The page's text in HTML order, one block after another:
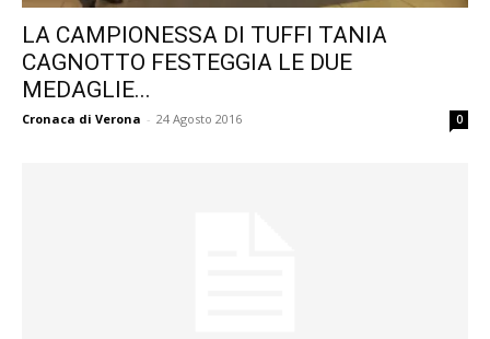
LA CAMPIONESSA DI TUFFI TANIA
CAGNOTTO FESTEGGIA LE DUE
MEDAGLIE...
Cronaca di Verona - 24 Agosto 2016 0